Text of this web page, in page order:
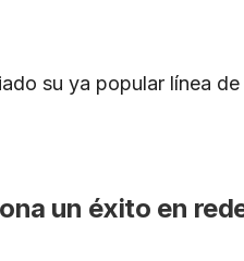
su ya popular línea
un éxito en